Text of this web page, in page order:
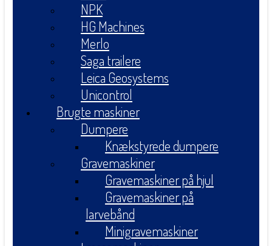
NPK
HG Machines
Merlo
Saga trailere
Leica Geosystems
Unicontrol
Brugte maskiner
Dumpere
Knækstyrede dumpere
Gravemaskiner
Gravemaskiner på hjul
Gravemaskiner på
larvebånd
Minigravemaskiner